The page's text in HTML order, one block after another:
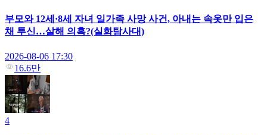
부모와 12세·8세 자녀 일가족 사망 사건, 아내는 속옷만 입은
채 투신…살해 의혹?(실화탐사대)
2026-08-06 17:30
16.6만
4